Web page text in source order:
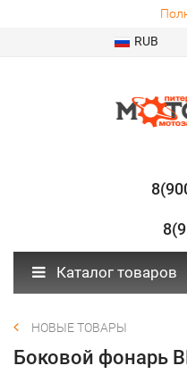
RUB
Каталог товаров
НОВЫЕ ТОВАРЫ
Боковой фонарь